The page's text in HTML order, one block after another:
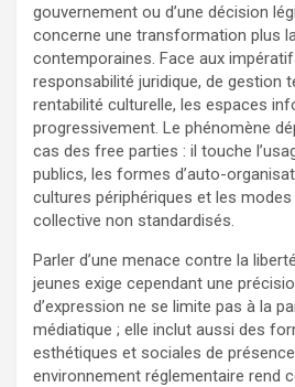
gouvernement ou d’une décision
concerne une transformation plus
contemporaines. Face aux
responsabilité juridique, de gestion
rentabilité culturelle, les espaces
progressivement. Le phénomène
cas des free parties : il touche
publics, les formes d’auto-
cultures périphériques et les modes
collective non standardisés.
Parler d’une menace contre la
jeunes exige cependant une
d’expression ne se limite pas à la
médiatique ; elle inclut aussi des
esthétiques et sociales de
environnement réglementaire rend